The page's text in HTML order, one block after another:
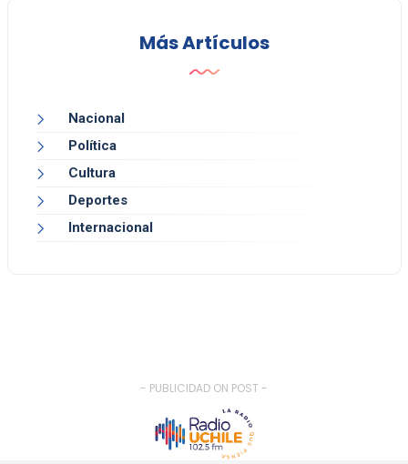
Más Artículos
Nacional
Política
Cultura
Deportes
Internacional
- PUBLICIDAD ON POST -